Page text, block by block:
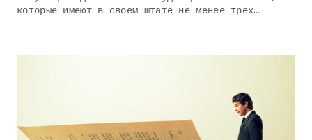
которые имеют в своем штате не менее трех…